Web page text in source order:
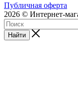
Публичная оферта
2026 © Интернет-
Найти